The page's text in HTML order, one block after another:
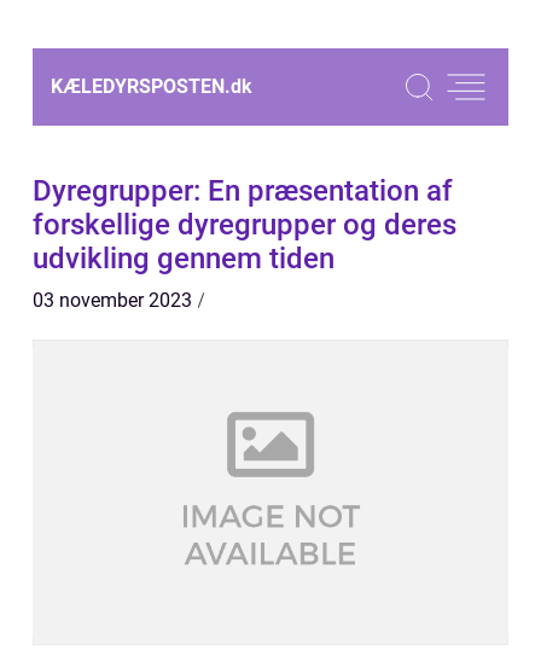
KÆLEDYRSPOSTEN.dk
Dyregrupper: En præsentation af
forskellige dyregrupper og deres
udvikling gennem tiden
03 november 2023